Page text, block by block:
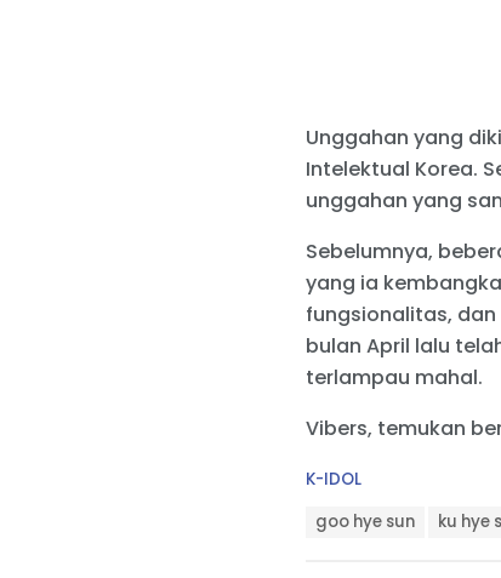
Unggahan yang
Intelektual Korea.
unggahan yang
Sebelumnya,
yang ia
fungsionalitas,
bulan April lalu
terlampau mahal.
Vibers, temukan
C
K-IDOL
goo hye sun ku hye